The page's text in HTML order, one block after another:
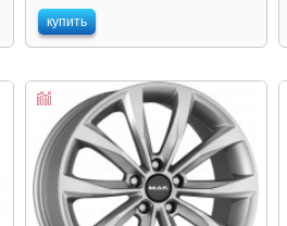
купить